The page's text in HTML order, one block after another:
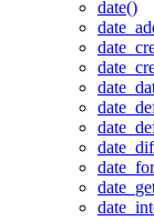
date()